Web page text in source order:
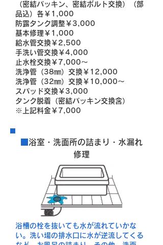
（密結パッキン、密結ボルト交換）（部
品込）各￥1,000
防露タンク調整￥3,000
基本修理￥1,000
給水管交換￥2,500
手洗い管交換￥4,000
止水栓交換￥7,000～
洗浄管（38㎜）交換￥12,000
洗浄管（32㎜）交換￥10,000～
スパッド交換￥3,000
タンク脱着（密結パッキン交換含）
※上記料金￥7,000
浴室・洗面所の詰まり・水漏れ
修理
浴槽の栓を抜いても水が流れていかな
い。洗い場の排水口に水が逆流してくる